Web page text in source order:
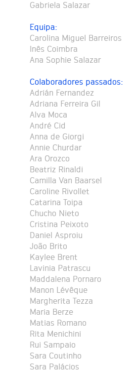
Gabriela Salazar
Equipa:
Carolina Miguel Barreiros
Inês Coimbra
Ana Sophie Salazar
Colaboradores passados:
Adrián Fernandez
Adriana Ferreira Gil
Alva Moca
André Cid
Anna de Giorgi
Annie Churdar
Ara Orozco
Beatriz Rinaldi
Camilla Van Baarsel
Caroline Rivollet
Catarina Toipa
Chucho Nieto
Cristina Peixoto
Daniel Asproiu
João Brito
Kaylee Brent
Lavinia Patrascu
Maddalena Pornaro
Manon Lévêque
Margherita Tezza
Maria Berze
Matias Romano
Rita Menichini
Rui Sampaio
Sara Coutinho
Sara Palácios